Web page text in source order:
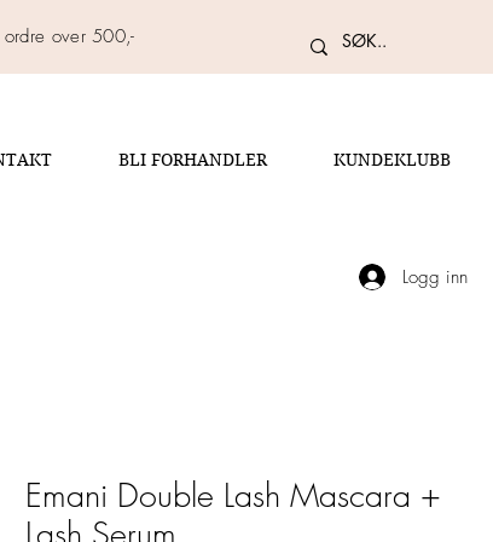
over 500,-
BLI FORHANDLER KUNDEKLUBB
Logg inn
Emani Double Lash Mascara +